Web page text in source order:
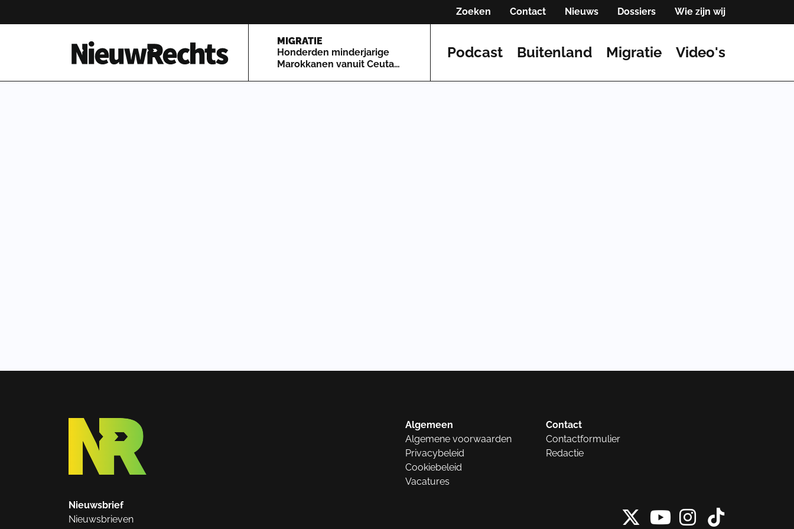
Zoeken Contact Nieuws Dossiers Wie zijn wij
Homepage van NieuwRechts
MIGRATIE
Honderden minderjarige
Marokkanen vanuit Ceuta
Podcast Buitenland Migratie Video's
Algemeen
Algemene voorwaarden
Privacybeleid
Cookiebeleid
Vacatures
Contact
Contactformulier
Redactie
Nieuwsbrief
Nieuwsbrieven
X vanInstagram
Tiktok